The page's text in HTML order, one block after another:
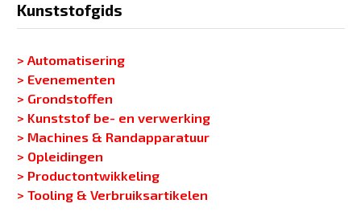
Kunststofgids
> Automatisering
> Evenementen
> Grondstoffen
> Kunststof be- en verwerking
> Machines & Randapparatuur
> Opleidingen
> Productontwikkeling
> Tooling & Verbruiksartikelen